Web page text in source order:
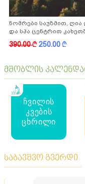
ნომრები საუზმით,
და სპა ცენტრით
390.00k250.00k
მშობლის
ჩვილის
კვების
ცხრილი
საბავშვო გვერდი